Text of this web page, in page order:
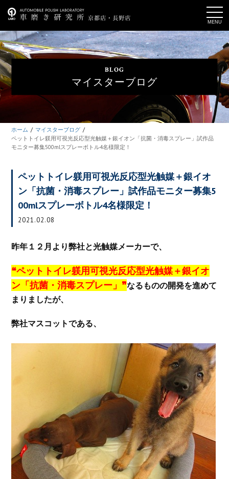
t
o
g
g
l
e
n
a
a
t
i
o
n
BLOG
マイスターブログ
ホーム
マイスターブログ
ペットトイレ躾用可視光反応型光触媒＋銀イオン「抗菌・消毒スプレー」試作品
モニター募集500mlスプレーボトル4名様限定！
ペットトイレ躾用可視光反応型光触媒＋銀イオ
ン「抗菌・消毒スプレー」試作品モニター募集5
00mlスプレーボトル4名様限定！
2021.02.08
昨年１２月より弊社と光触媒メーカーで、
❝ペットトイレ躾用可視光反応型光触媒＋銀イオ
ン「抗菌・消毒スプレー」❞なるものの開発を進めて
まりましたが、
弊社マスコットである、